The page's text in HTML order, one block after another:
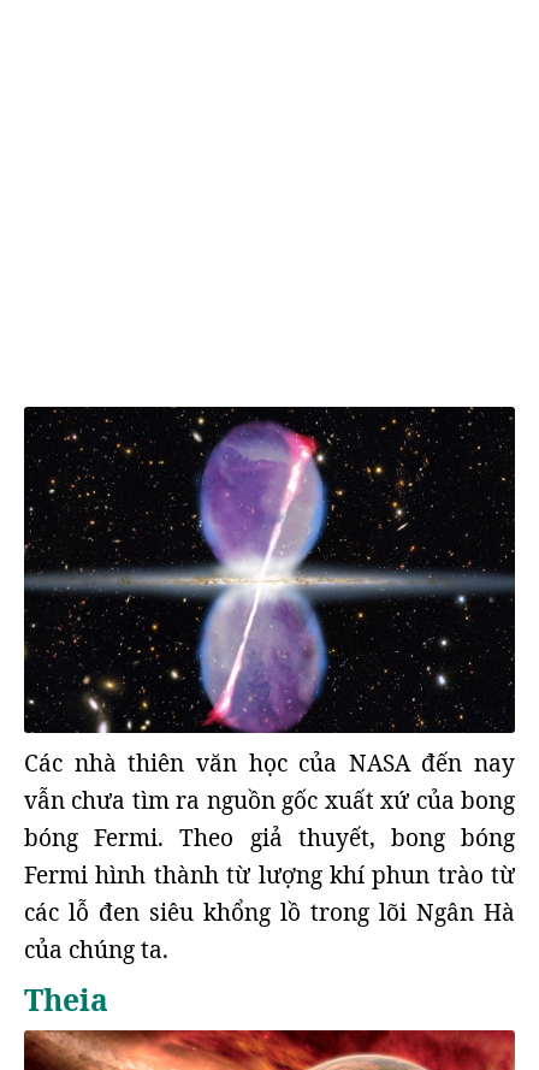
Các nhà thiên văn học của NASA đến nay
vẫn chưa tìm ra nguồn gốc xuất xứ của bong
bóng Fermi. Theo giả thuyết, bong bóng
Fermi hình thành từ lượng khí phun trào từ
các lỗ đen siêu khổng lồ trong lõi Ngân Hà
của chúng ta.
Theia